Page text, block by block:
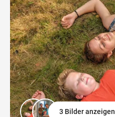
3 Bilder anzeigen